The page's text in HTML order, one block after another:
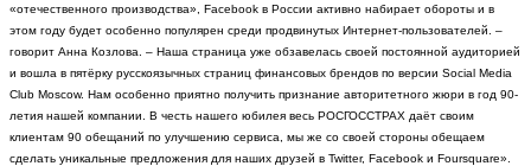
«отечественного производства», Facebook в России активно набирает обороты и в
этом году будет особенно популярен среди продвинутых Интернет-пользователей. –
говорит Анна Козлова. – Наша страница уже обзавелась своей постоянной аудиторией
и вошла в пятёрку русскоязычных страниц финансовых брендов по версии Social Media
Club Moscow. Нам особенно приятно получить признание авторитетного жюри в год 90-
летия нашей компании. В честь нашего юбилея весь РОСГОССТРАХ даёт своим
клиентам 90 обещаний по улучшению сервиса, мы же со своей стороны обещаем
сделать уникальные предложения для наших друзей в Twitter, Facebook и Foursquare».